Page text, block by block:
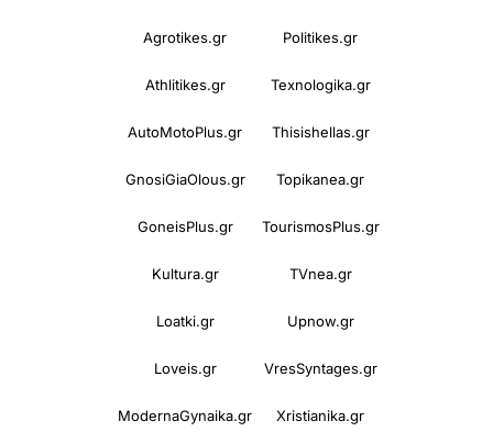
Agrotikes.gr Politikes.gr
Athlitikes.gr Texnologika.gr
AutoMotoPlus.gr Thisishellas.gr
GnosiGiaOlous.gr Topikanea.gr
GoneisPlus.gr TourismosPlus.gr
Kultura.gr TVnea.gr
Loatki.gr Upnow.gr
Loveis.gr VresSyntages.gr
ModernaGynaika.gr Xristianika.gr